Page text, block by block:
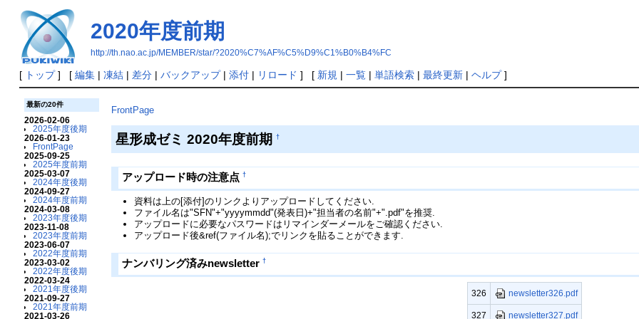
2020年度前期
http://th.nao.ac.jp/MEMBER/star/?2020%C7%AF%C5%D9%C1%B0%B4%FC
[ トップ] [ 編集| 凍結| 差分| バックアップ| 添付| リロード ] [ 新規 | 一覧| 単語検索| 最終更新| ヘルプ]
最新の20件
2026-02-06
2025年度後期
2026-01-23
FrontPage
2025-09-25
2025年度前期
2025-03-07
2024年度後期
2024-09-27
2024年度前期
2024-03-08
2023年度後期
2023-11-08
2023年度前期
2023-06-07
2022年度前期
2023-03-02
2022年度後期
2022-03-24
2021年度後期
2021-09-27
2021年度前期
2021-03-26
FrontPage
星形成ゼミ 2020年度前期†
アップロード時の注意点 †
資料は上の[添付]のリンクよりアップロードしてください.
ファイル名は"SFN"+"yyyymmdd"(発表日)+"担当者の名前"+".pdf"を推奨.
アップロードに必要なパスワードはリマインダーメールをご確認ください.
アップロード後&ref(ファイル名);でリンクを貼ることができます.
ナンバリング済みnewsletter †
326 newsletter326.pdf
327 newsletter327.pdf